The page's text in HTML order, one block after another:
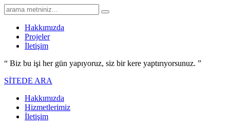
Hakkımızda
Projeler
İletişim
“ Biz bu işi her gün yapıyoruz, siz bir kere yaptırıyorsunuz. ”
SİTEDE ARA
Hakkımızda
Hizmetlerimiz
İletişim